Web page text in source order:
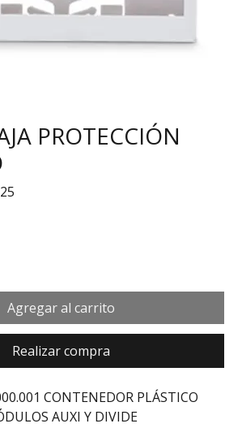
PROTECCIÓN
Agregar al carrito
Realizar compra
CONTENEDOR PLÁSTICO
AUXI Y DIVIDE